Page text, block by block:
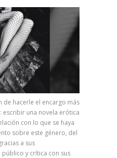
de hacerle el encargo más
una novela erótica
con lo que se haya
sobre este género, del
a sus
y crítica con sus